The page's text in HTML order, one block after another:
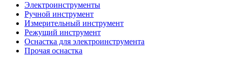
Электроинструменты
Ручной инструмент
Измерительный инструмент
Режущий инструмент
Оснастка для электроинструмента
Прочая оснастка